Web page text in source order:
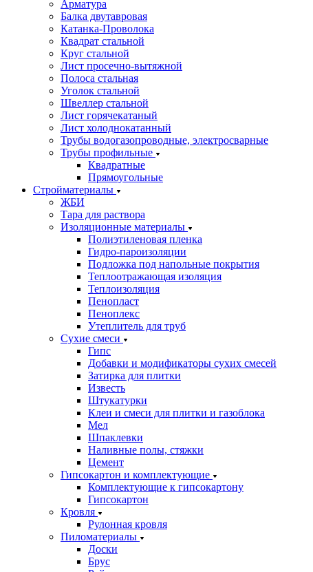
Арматура
Балка двутавровая
Катанка-Проволока
Квадрат стальной
Круг стальной
Лист просечно-вытяжной
Полоса стальная
Уголок стальной
Швеллер стальной
Лист горячекатаный
Лист холоднокатанный
Трубы водогазопроводные, электросварные
Трубы профильные
Квадратные
Прямоугольные
Стройматериалы
ЖБИ
Тара для раствора
Изоляционные материалы
Полиэтиленовая пленка
Гидро-пароизоляции
Подложка под напольные покрытия
Теплоотражающая изоляция
Теплоизоляция
Пенопласт
Пеноплекс
Утеплитель для труб
Сухие смеси
Гипс
Добавки и модификаторы сухих смесей
Затирка для плитки
Известь
Штукатурки
Клеи и смеси для плитки и газоблока
Мел
Шпаклевки
Наливные полы, стяжки
Цемент
Гипсокартон и комплектующие
Комплектующие к гипсокартону
Гипсокартон
Кровля
Рулонная кровля
Пиломатериалы
Доски
Брус